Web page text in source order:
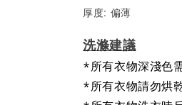
厚度: 偏薄
洗滌建議
*所有衣物深淺色
*所有衣物請勿烘